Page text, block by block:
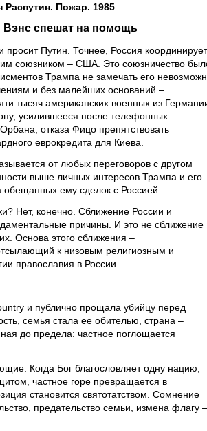
Распутин. Пожар. 1985
Вэнс спешат на помощь
Путин. Точнее, Россия координирует
союзником – США. Это союзничество
Трампа не замечать его
и без малейших оснований –
тысяч американских военных из
усилившееся после телефонных
отказа Фицо препятствовать
еврокредита для Киева.
от любых переговоров с другом
выше личных интересов Трампа и его
ему сделок с Россией.
Нет, конечно. Сближение России и
причины. И это не сближение
Основа этого сближения –
к низовым религиозным и
православия в России.
и публично прощала убийцу перед
семья стала ее обителью, страна –
до предела: частное поглощается
Когда Бог благословляет одну нацию,
частное горе превращается в
становится святотатством. Сомнение
предательство семьи, измена флагу –